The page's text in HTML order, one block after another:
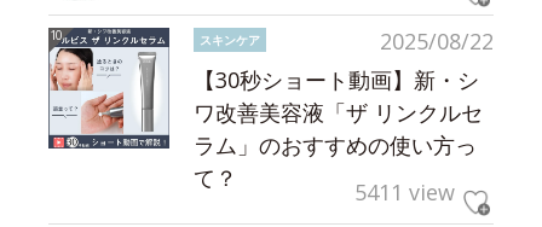
2025/08/22
スキンケア
【30秒ショート動画】新・シ
ワ改善美容液「ザ リンクルセ
ラム」のおすすめの使い方っ
て？
5411 view